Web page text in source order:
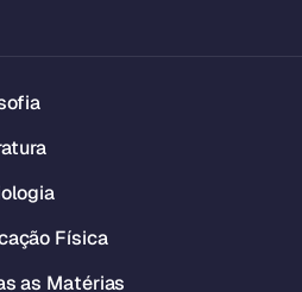
Física
as Matérias